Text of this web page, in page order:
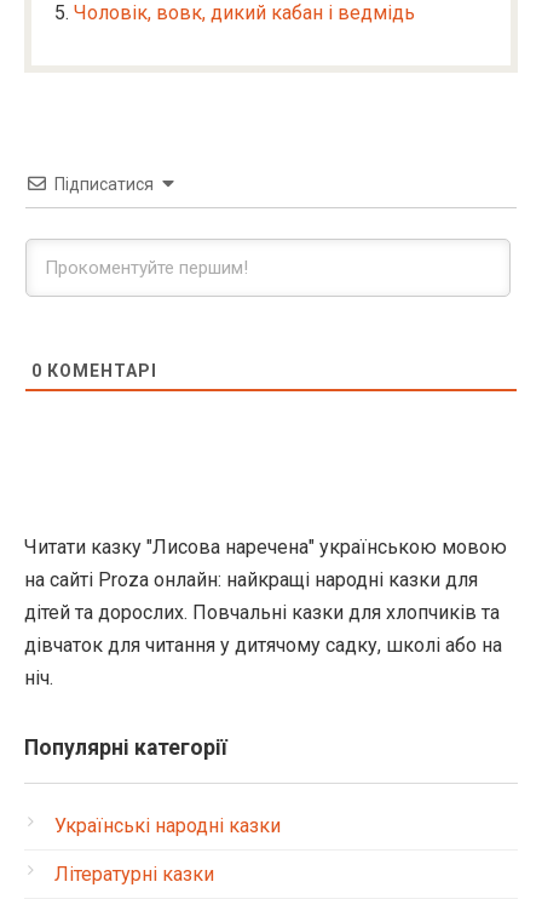
Чоловік, вовк, дикий кабан і ведмідь
Підписатися
0 КОМЕНТАРІ
Читати казку "Лисова наречена" українською мовою
на сайті Proza онлайн: найкращі народні казки для
дітей та дорослих. Повчальні казки для хлопчиків та
дівчаток для читання у дитячому садку, школі або на
ніч.
Популярні категорії
Українські народні казки
Літературні казки